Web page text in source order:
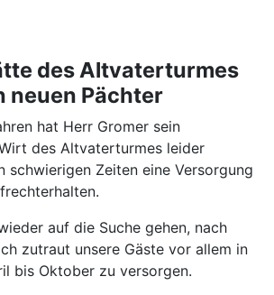
des Altvaterturmes
neuen Pächter
hat Herr Gromer sein
des Altvaterturmes leider
schwierigen Zeiten eine Versorgung
auf die Suche gehen, nach
zutraut unsere Gäste vor allem in
bis Oktober zu versorgen.